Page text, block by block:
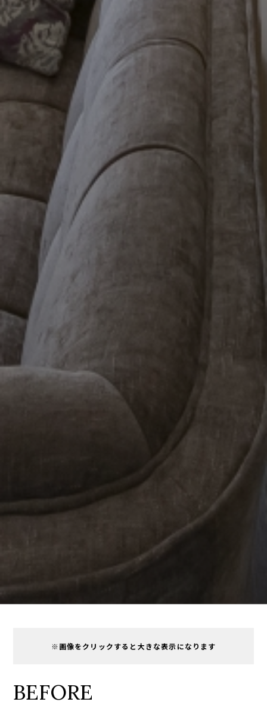
※画像をクリックすると大きな表示になります
BEFORE